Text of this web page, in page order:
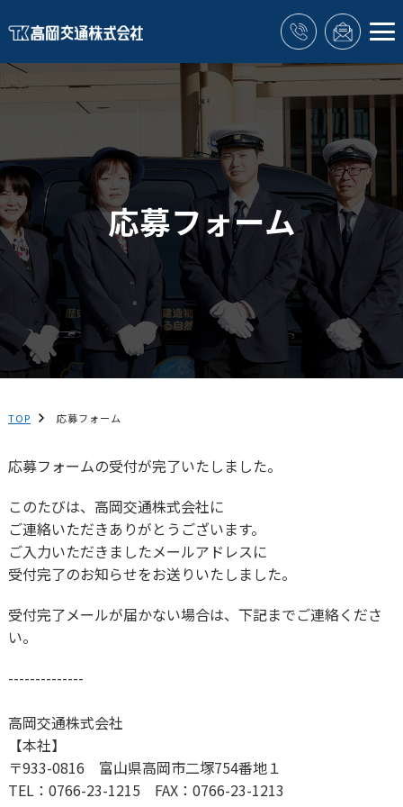
応募フォーム
TOP 応募フォーム
応募フォームの受付が完了いたしました。
このたびは、高岡交通株式会社に
ご連絡いただきありがとうございます。
ご入力いただきましたメールアドレスに
受付完了のお知らせをお送りいたしました。
受付完了メールが届かない場合は、下記までご連絡くださ
い。
--------------
高岡交通株式会社
【本社】
〒933-0816 富山県高岡市二塚754番地１
TEL：0766-23-1215 FAX：0766-23-1213